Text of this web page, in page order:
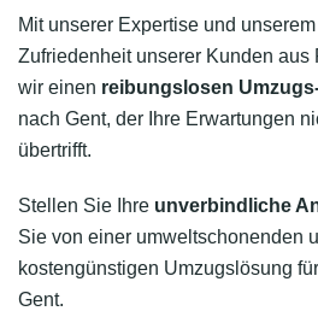
Mit unserer Expertise und
Zufriedenheit unserer Kunden aus
wir einen reibungslosen
nach Gent, der Ihre Erwartungen
übertrifft.
Stellen Sie Ihre unverbindliche
Sie von einer umweltschonenden
kostengünstigen Umzugslösung
Gent.